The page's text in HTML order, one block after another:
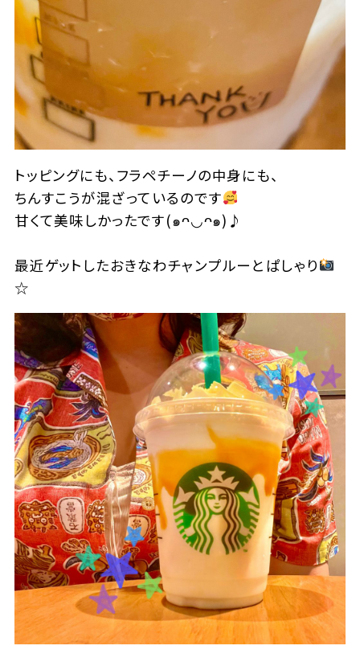
トッピングにも、フラペチーノの中身にも、
ちんすこうが混ざっているのです
甘くて美味しかったです(๑ᴖ◡ᴖ๑) ♪
最近ゲットしたおきなわチャンプルーとぱしゃり
☆